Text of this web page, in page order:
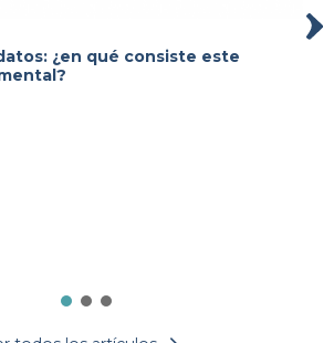
¿en qué consiste este